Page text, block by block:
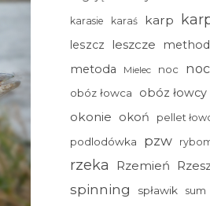
karasie karaś karp
leszcz leszcze
metoda
Mielec noc
obóz łowca obóz łowcy
okonie okoń pellet
podlodówka pzw
rzeka Rzemień
spinning spławik sum